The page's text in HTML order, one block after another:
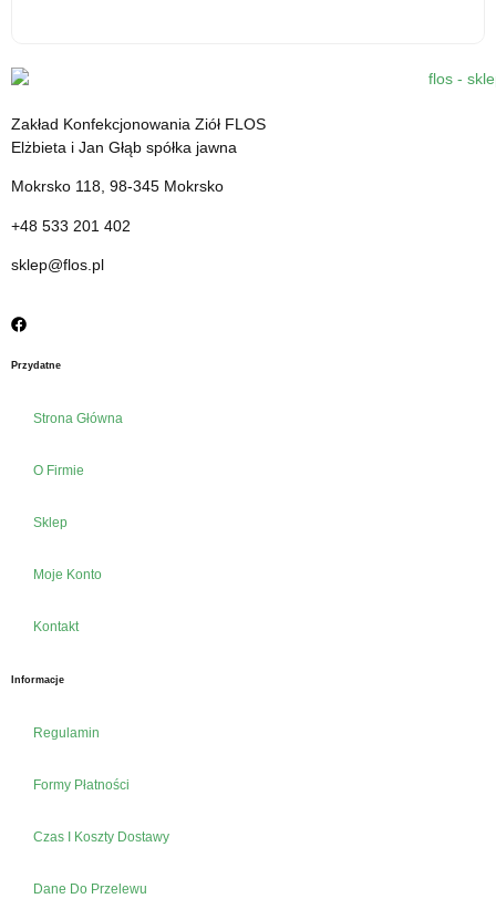
Kardamon mielony - 30 g - środek spożywczy
12.31zł cena z VAT
Zakład Konfekcjonowania Ziół FLOS
Elżbieta i Jan Głąb spółka jawna
Mokrsko 118, 98-345 Mokrsko
+48 533 201 402
sklep@flos.pl
Przydatne
Strona Główna
O Firmie
Sklep
Moje Konto
Kontakt
Informacje
Regulamin
Formy Płatności
Czas I Koszty Dostawy
Dane Do Przelewu